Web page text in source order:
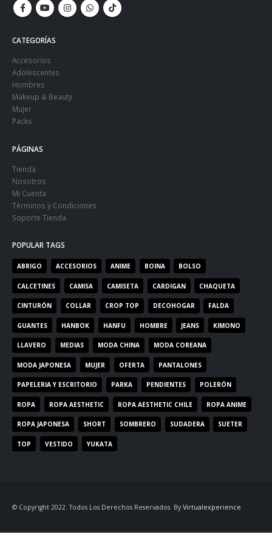
CATEGORÍAS
Accesorios
Adolescentes
Hombres
Makeup & Beauty
Mujer
Packs
PÁGINAS
Tienda
Nosotros
Mi Cuenta
Términos y Condiciones
Soporte Tienda
POPULAR TAGS
ABRIGO ACCESORIOS ANIME BOINA BOLSO
CALCETINES CAMISA CAMISETA CARDIGAN CHAQUETA
CINTURÓN COLLAR CROP TOP DECOHOGAR FALDA
GUANTES HANBOK HANFU HOMBRE JEANS KIMONO
LLAVERO MEDIAS MODA CHINA MODA COREANA
MODA JAPONESA MUJER OFERTA PANTALONES
PAPELERIA Y ESCRITORIO PARKA PENDIENTES POLERÓN
ROPA ROPA AESTHETIC ROPA AESTHETIC CHILE ROPA ANIME
ROPA JAPONESA SHORT SOMBRERO SUDADERA SUETER
TOP VESTIDO YUKATA
© Copyright 2022. Todos Los Derechos Reservados. By Virtualexperience